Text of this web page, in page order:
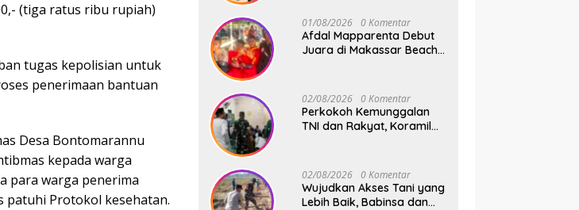
(tiga ratus ribu rupiah)
tugas kepolisian untuk
penerimaan bantuan
Desa Bontomarannu
kepada warga
para warga penerima
patuhi Protokol kesehatan.
01/08/2026 0 Komentar
Afdal Mapparenta Debut
Juara di Makassar Beach
02/08/2026 0 Komentar
Perkokoh Kemunggalan
TNI dan Rakyat, Koramil
02/08/2026 0 Komentar
Wujudkan Akses Tani yang
Lebih Baik, Babinsa dan